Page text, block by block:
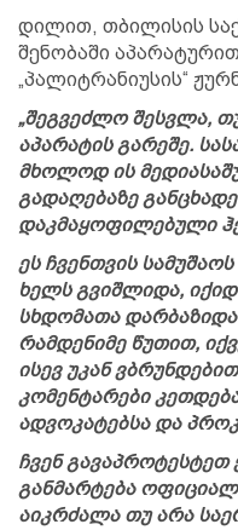
დილით, თბილისის
შენობაში
„პალიტრანიუსის“
„შეგვეძლო შესვლა,
აპარატის გარეშე.
მხოლოდ ის
გადაღებაზე
დაკმაყოფილებული
ეს ჩვენთვის
ხელს გვიშლიდა,
სხდომათა
რამდენიმე წუთით,
ისევ უკან
კომენტარები
ადვოკატებსა და
ჩვენ გავაპროტესტეთ
განმარტება
აიკრძალა თუ არა